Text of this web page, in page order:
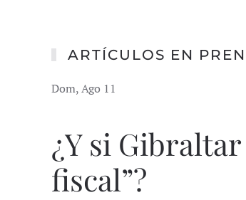
ARTÍCULOS EN
Dom, Ago 11
¿Y si
fiscal”?